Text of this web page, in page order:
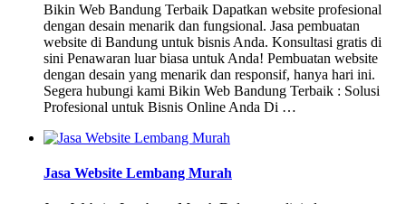
Bikin Web Bandung Terbaik Dapatkan website profesional
dengan desain menarik dan fungsional. Jasa pembuatan
website di Bandung untuk bisnis Anda. Konsultasi gratis di
sini Penawaran luar biasa untuk Anda! Pembuatan website
dengan desain yang menarik dan responsif, hanya hari ini.
Segera hubungi kami Bikin Web Bandung Terbaik : Solusi
Profesional untuk Bisnis Online Anda Di …
Jasa Website Lembang Murah